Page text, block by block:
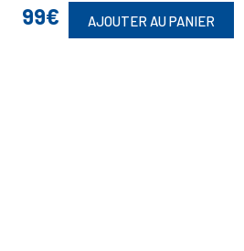
99€ AJOUTER AU PANIER
